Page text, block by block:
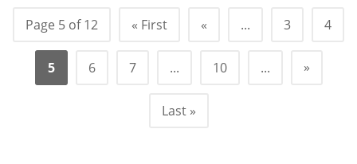
Page 5 of 12 « First « ... 3 4
5 6 7 ... 10 ... »
Last »